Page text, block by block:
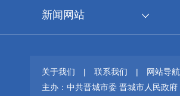
新闻网站
关于我们 | 联系我们 | 网站导航
主办：中共晋城市委 晋城市人民政府